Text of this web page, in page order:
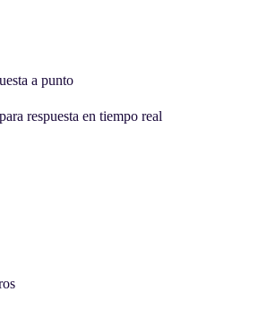
a punto
respuesta en tiempo real